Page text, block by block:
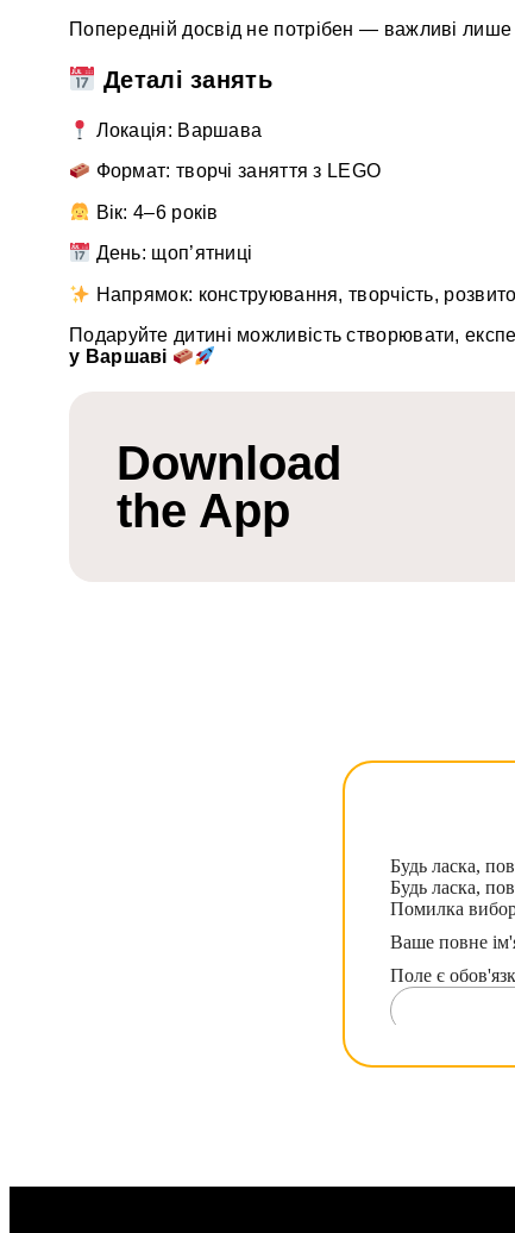
Попередній досвід не потрібен — важливі лише
Деталі занять
Локація: Варшава
Формат: творчі заняття з LEGO
Вік: 4–6 років
День: щоп’ятниці
Напрямок: конструювання, творчість,
Подаруйте дитині можливість створювати,
у Варшаві
Download
the App